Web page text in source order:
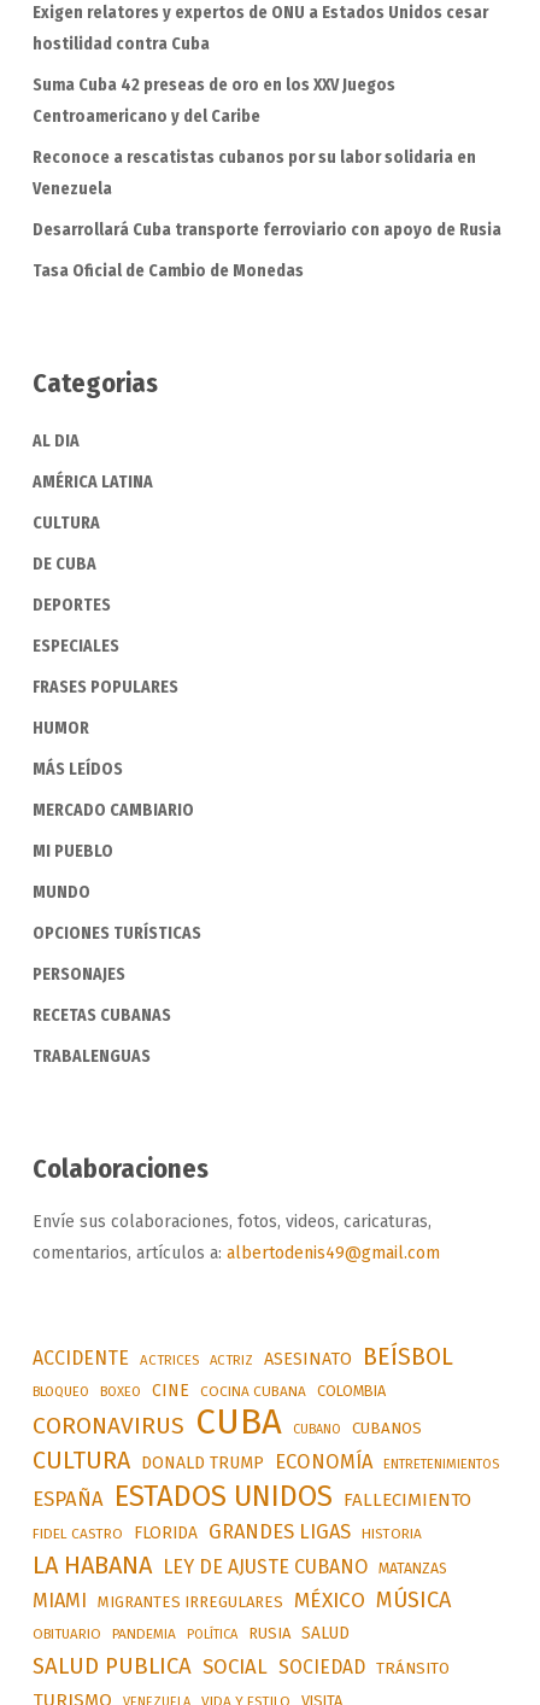
Exigen relatores y expertos de ONU a Estados Unidos cesar
hostilidad contra Cuba
Suma Cuba 42 preseas de oro en los XXV Juegos
Centroamericano y del Caribe
Reconoce a rescatistas cubanos por su labor solidaria en
Venezuela
Desarrollará Cuba transporte ferroviario con apoyo de Rusia
Tasa Oficial de Cambio de Monedas
Categorias
AL DIA
AMÉRICA LATINA
CULTURA
DE CUBA
DEPORTES
ESPECIALES
FRASES POPULARES
HUMOR
MÁS LEÍDOS
MERCADO CAMBIARIO
MI PUEBLO
MUNDO
OPCIONES TURÍSTICAS
PERSONAJES
RECETAS CUBANAS
TRABALENGUAS
Colaboraciones
Envíe sus colaboraciones, fotos, videos, caricaturas,
comentarios, artículos a: albertodenis49@gmail.com
ACCIDENTE ACTRICES ACTRIZ ASESINATO BEÍSBOL
BLOQUEO BOXEO CINE COCINA CUBANA COLOMBIA
CORONAVIRUS CUBA CUBANO CUBANOS
CULTURA DONALD TRUMP ECONOMÍA ENTRETENIMIENTOS
ESPAÑA ESTADOS UNIDOS FALLECIMIENTO
FIDEL CASTRO FLORIDA GRANDES LIGAS HISTORIA
LA HABANA LEY DE AJUSTE CUBANO MATANZAS
MIAMI MIGRANTES IRREGULARES MÉXICO MÚSICA
OBITUARIO PANDEMIA POLÍTICA RUSIA SALUD
SALUD PUBLICA SOCIAL SOCIEDAD TRÁNSITO
TURISMO VIDA Y ESTILO VISITA